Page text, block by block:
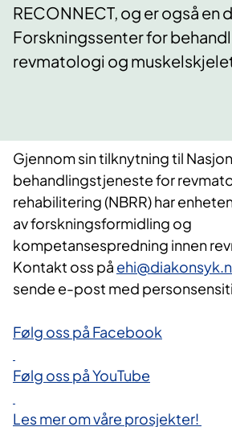
RECONNECT, og er også en
Forskningssenter for
revmatologi og
Gjennom sin tilknytning til
behandlingstjeneste for
rehabilitering (NBRR) har
av forskningsformidling og
kompetansespredning innen
Kontakt oss på
sende e-post med
Følg oss på Facebook
Følg oss på YouTube
Les mer om våre prosjekter!